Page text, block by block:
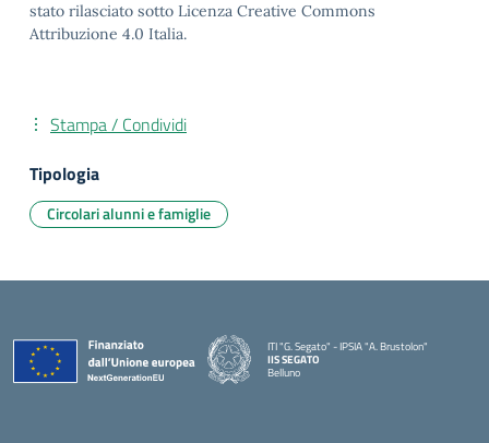
stato rilasciato sotto Licenza Creative Commons
Attribuzione 4.0 Italia.
Stampa / Condividi
Tipologia
Circolari alunni e famiglie
ITI "G. Segato" - IPSIA "A. Brustolon"
IIS SEGATO
Belluno